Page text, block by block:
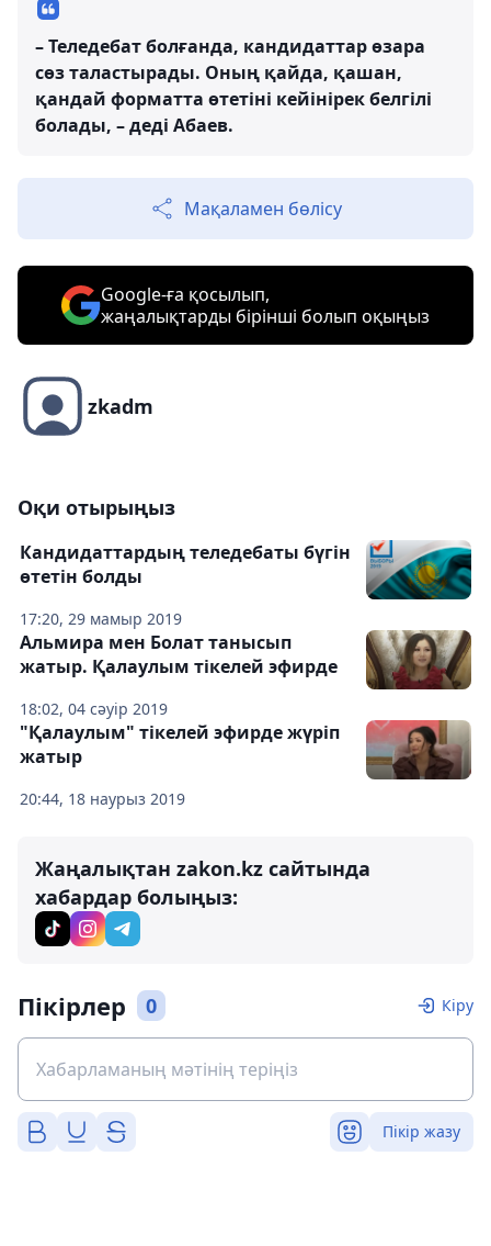
– Теледебат болғанда, кандидаттар өзара
сөз таластырады. Оның қайда, қашан,
қандай форматта өтетіні кейінірек белгілі
болады, – деді Абаев.
Мақаламен бөлісу
Google-ға қосылып,
жаңалықтарды бірінші болып оқыңыз
zkadm
Оқи отырыңыз
17:20, 29 мамыр 2019
Кандидаттардың теледебаты бүгін
өтетін болды
18:02, 04 сәуір 2019
Альмира мен Болат танысып
жатыр. Қалаулым тікелей эфирде
20:44, 18 наурыз 2019
"Қалаулым" тікелей эфирде жүріп
жатыр
Жаңалықтан zakon.kz сайтында
хабардар болыңыз:
Пікірлер 0 Кіру
Пікір жазу